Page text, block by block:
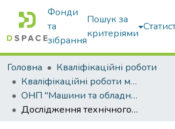
Фонди
та
зібрання
Пошук за
критеріями
Головна
Кваліфікаційні роботи
Кваліфікаційні роботи магістрів
ОНП "Машини та обладнання сільськогосподарського виробництва"
Дослідження технічного стану корпусних деталей гусеничних тракторів ХТЗ та розробка конструктивно-технологічних параметрів відновлення